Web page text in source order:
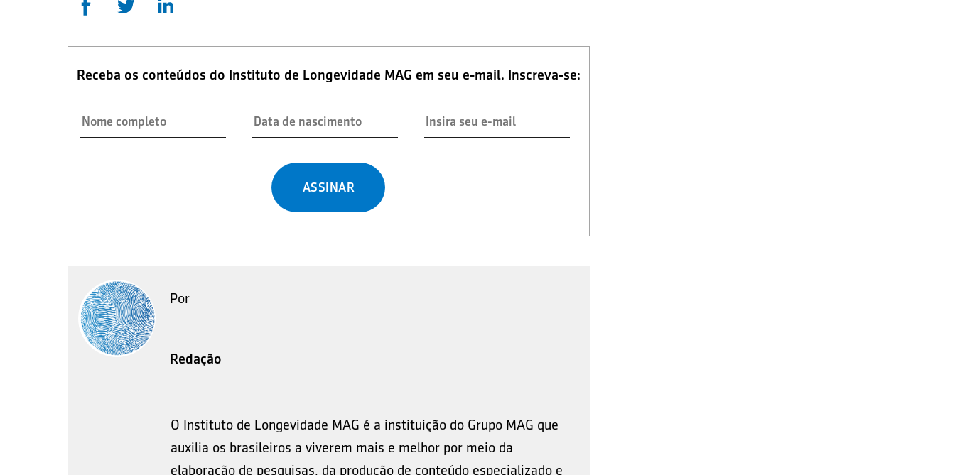
Receba os conteúdos do Instituto de Longevidade MAG em seu e-mail. Inscreva-se:
ASSINAR
Por
Redação
O Instituto de Longevidade MAG é a instituição do Grupo MAG que
auxilia os brasileiros a viverem mais e melhor por meio da
elaboração de pesquisas, da produção de conteúdo especializado e